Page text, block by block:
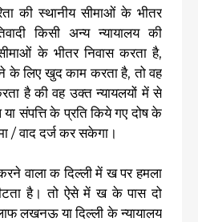
की स्थानीय सीमाओं के भीतर
किसी अन्य न्यायालय की
के भीतर निवास करता है,
के लिए खुद काम करता है, तो वह
है की वह उक्त न्यायलयों में से
या संपत्ति के प्रति किये गए दोष के
/ वाद दर्ज कर सकेगा।
वाला क दिल्ली में ख पर हमला
है। तो ऐसे में ख के पास दो
लखनऊ या दिल्ली के न्यायालय